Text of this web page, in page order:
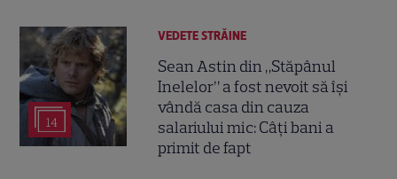
14
VEDETE STRĂINE
Sean Astin din „Stăpânul
Inelelor” a fost nevoit să își
vândă casa din cauza
salariului mic: Câți bani a
primit de fapt